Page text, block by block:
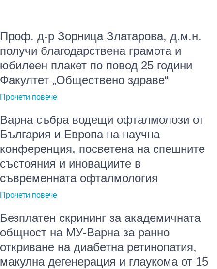
Проф. д-р Зорница Златарова, д.м.н.
получи благодарствена грамота и
юбилеен плакет по повод 25 години
Факултет „Обществено здраве“
Прочети повече
Варна събра водещи офталмолози от
България и Европа на научна
конференция, посветена на спешните
състояния и иновациите в
съвременната офталмология
Прочети повече
Безплатен скрининг за академичната
общност на МУ-Варна за ранно
откриване на диабетна ретинопатия,
макулна дегенерация и глаукома от 15